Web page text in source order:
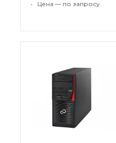
офисном
• Цена — по запросу